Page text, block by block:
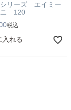
リーズ エイミー
120
税込
入れる